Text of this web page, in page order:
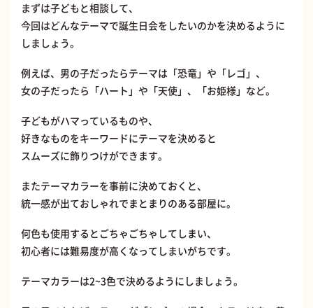
まずは子どもと相談して、
今回はどんなテーマで誕生日会をしたいのかを決めるように
しましょう。
例えば、男の子だったらテーマは「恐竜」や「レゴ」、
女の子だったら「ハート」や「天使」、「お姫様」など。
子どもがハマっているものや、
好きなものをキーワードにテーマを決めると
スムーズに飾りつけができます。
またテーマカラーを事前に決めておくと、
統一感が出ておしゃれでまとまりのある部屋に。
何色も使用するとごちゃごちゃしてしまい、
初心者には難易度が高くなってしまいがちです。
テーマカラーは2~3色で決めるようにしましょう。